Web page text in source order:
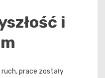
i
prace zostały